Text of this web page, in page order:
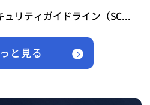
ュリティガイドライン（SC...
と見る